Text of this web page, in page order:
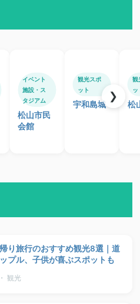
イベント
施設・ス
タジアム
松山市民
会館
観光スポ
ット
宇和島城
観
ッ
松
❯
り旅行のおすすめ観光8選｜道
プル、子供が喜ぶスポットも
観光